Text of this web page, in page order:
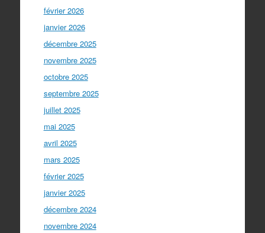
février 2026
janvier 2026
décembre 2025
novembre 2025
octobre 2025
septembre 2025
juillet 2025
mai 2025
avril 2025
mars 2025
février 2025
janvier 2025
décembre 2024
novembre 2024